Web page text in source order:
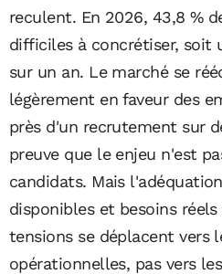
reculent. En 2026, 43,8 %
difficiles à concrétiser, soit
sur un an. Le marché se
légèrement en faveur des
près d'un recrutement sur
preuve que le enjeu n'est
candidats. Mais
disponibles et besoins
tensions se déplacent vers
opérationnelles, pas vers